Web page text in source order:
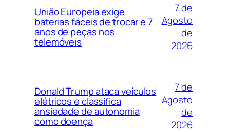
União Europeia exige
baterias fáceis de trocar e 7
anos de peças nos
telemóveis
7 de
Agosto
de
2026
Donald Trump ataca veículos
elétricos e classifica
ansiedade de autonomia
como doença
7 de
Agosto
de
2026